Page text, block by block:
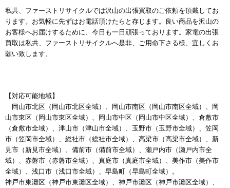
私共、ファーストリサイクルでは沢山の出張買取のご依頼を頂戴してお
ります。お気軽に先ずはお電話頂けたらと存じます。良い商品を沢山の
お客様へお届けするために、今日も一日頑張っております。家電の出張
買取は私共、ファーストリサイクルへ是非、ご用命下さる様、宜しくお
願い致します。
【対応可能地域】
岡山市北区（岡山市北区全域）、岡山市南区（岡山市南区全域）、岡
山市東区（岡山市東区全域）、岡山市中区（岡山市中区全域）、倉敷市
（倉敷市全域）、津山市（津山市全域）、玉野市（玉野市全域）、笠岡
市（笠岡市全域）、総社市（総社市全域）、高梁市（高梁市全域）、新
見市（新見市全域）、備前市（備前市全域）、瀬戸内市（瀬戸内市全
域）、赤磐市（赤磐市全域）、真庭市（真庭市全域）、美作市（美作市
全域）、浅口市（浅口市全域）、早島町（早島町全域）。
神戸市東灘区（神戸市東灘区全域）、神戸市灘区（神戸市灘区全域）、